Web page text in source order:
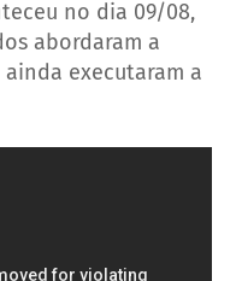
no dia 09/08,
abordaram a
executaram a